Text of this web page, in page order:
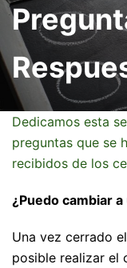
Dedicamos esta
preguntas que se
recibidos de los
¿Puedo cambiar
Una vez cerrado
posible realizar el